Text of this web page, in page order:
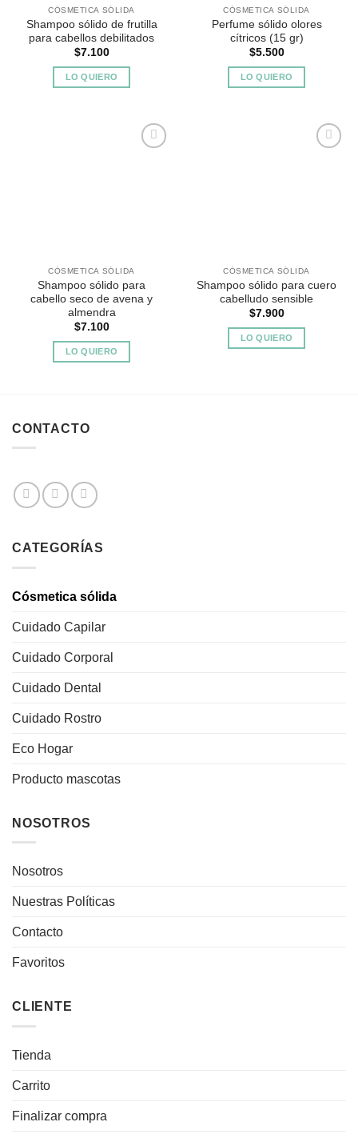
CÓSMETICA SÓLIDA
Shampoo sólido de frutilla
para cabellos debilitados
$7.100
LO QUIERO
CÓSMETICA SÓLIDA
Perfume sólido olores
cítricos (15 gr)
$5.500
LO QUIERO
CÓSMETICA SÓLIDA
Shampoo sólido para
cabello seco de avena y
almendra
$7.100
LO QUIERO
CÓSMETICA SÓLIDA
Shampoo sólido para cuero
cabelludo sensible
$7.900
LO QUIERO
CONTACTO
CATEGORÍAS
Cósmetica sólida
Cuidado Capilar
Cuidado Corporal
Cuidado Dental
Cuidado Rostro
Eco Hogar
Producto mascotas
NOSOTROS
Nosotros
Nuestras Políticas
Contacto
Favoritos
CLIENTE
Tienda
Carrito
Finalizar compra